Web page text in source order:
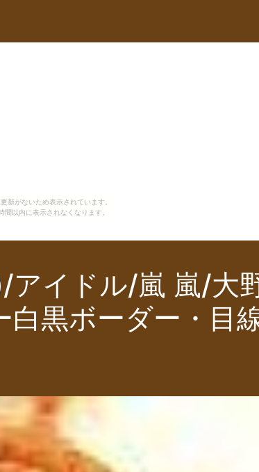
新がないため表示されています。
間以内に表示されなくなります。
アイドル/嵐 嵐/大
黒ボーダー・目